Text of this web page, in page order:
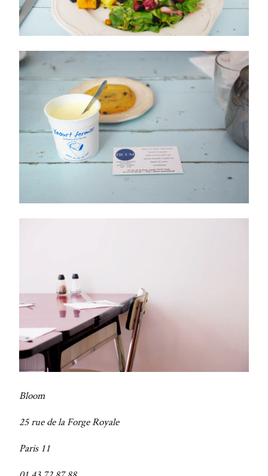
Bloom
25 rue de la Forge Royale
Paris 11